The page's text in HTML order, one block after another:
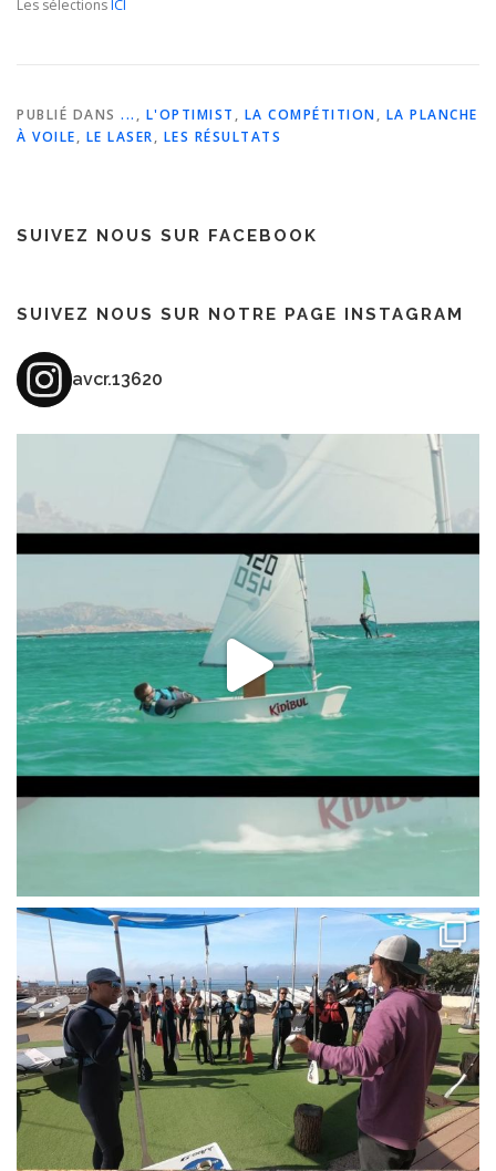
Les sélectionsICI
PUBLIÉ DANS ... , L'OPTIMIST , LA COMPÉTITION, LA PLANCHE
À VOILE, LE LASER, LES RÉSULTATS
SUIVEZ NOUS SUR FACEBOOK
SUIVEZ NOUS SUR NOTRE PAGE INSTAGRAM
avcr.13620